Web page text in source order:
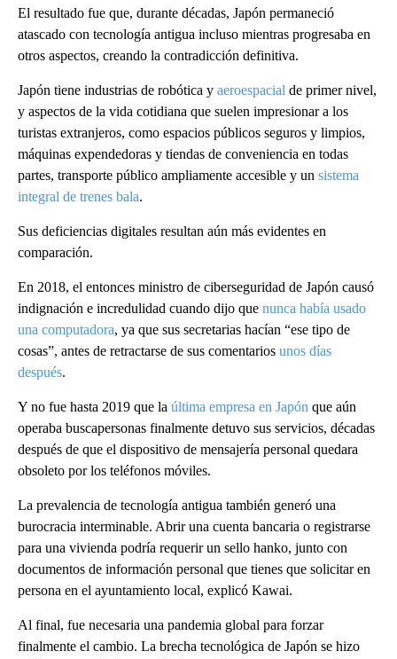
El resultado fue que, durante décadas, Japón permaneció
atascado con tecnología antigua incluso mientras progresaba en
otros aspectos, creando la contradicción definitiva.
Japón tiene industrias de robótica y aeroespacial de primer nivel,
y aspectos de la vida cotidiana que suelen impresionar a los
turistas extranjeros, como espacios públicos seguros y limpios,
máquinas expendedoras y tiendas de conveniencia en todas
partes, transporte público ampliamente accesible y un sistema
integral de trenes bala.
Sus deficiencias digitales resultan aún más evidentes en
comparación.
En 2018, el entonces ministro de ciberseguridad de Japón causó
indignación e incredulidad cuando dijo que nunca había usado
una computadora, ya que sus secretarias hacían “ese tipo de
cosas”, antes de retractarse de sus comentarios unos días
después.
Y no fue hasta 2019 que la última empresa en Japón que aún
operaba buscapersonas finalmente detuvo sus servicios, décadas
después de que el dispositivo de mensajería personal quedara
obsoleto por los teléfonos móviles.
La prevalencia de tecnología antigua también generó una
burocracia interminable. Abrir una cuenta bancaria o registrarse
para una vivienda podría requerir un sello hanko, junto con
documentos de información personal que tienes que solicitar en
persona en el ayuntamiento local, explicó Kawai.
Al final, fue necesaria una pandemia global para forzar
finalmente el cambio. La brecha tecnológica de Japón se hizo